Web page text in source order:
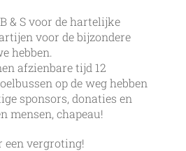
& S voor de hartelijke
voor de bijzondere
hebben.
afzienbare tijd 12
op de weg hebben
sponsors, donaties en
mensen, chapeau!
een vergroting!